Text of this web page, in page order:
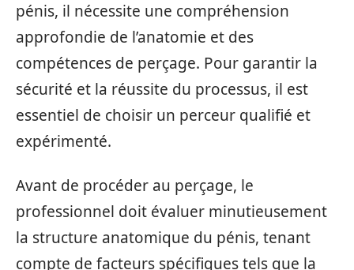
pénis, il nécessite une compréhension
approfondie de l’anatomie et des
compétences de perçage. Pour garantir la
sécurité et la réussite du processus, il est
essentiel de choisir un perceur qualifié et
expérimenté.
Avant de procéder au perçage, le
professionnel doit évaluer minutieusement
la structure anatomique du pénis, tenant
compte de facteurs spécifiques tels que la